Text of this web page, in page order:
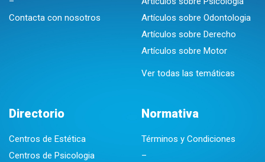
Contacta con nosotros
Artículos sobre Odontologia
Artículos sobre Derecho
Artículos sobre Motor
Ver todas las temáticas
Directorio
Centros de Estética
Centros de Psicologia
Normativa
Términos y Condiciones
–